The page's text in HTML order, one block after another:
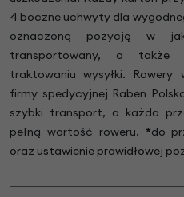
4 boczne uchwyty dla
oznaczoną pozycję w
transportowany, a także
traktowaniu wysyłki. Rowery
firmy spedycyjnej Raben
szybki transport, a każda
pełną wartość roweru. *do
oraz ustawienie prawidłowej